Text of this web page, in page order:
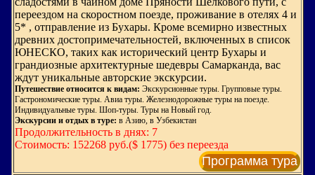
переездом на скоростном поезде, проживание в отелях 4 и
5* , отправление из Бухары. Кроме всемирно известных
древних достопримечательностей, включенных в список
ЮНЕСКО, таких как исторический центр Бухары и
грандиозные архитектурные шедевры Самарканда, вас
ждут уникальные авторские экскурсии.
Путешествие относится к видам: Экскурсионные туры. Групповые туры.
Гастрономические туры. Авиа туры. Железнодорожные туры на поезде.
Индивидуальные туры. Шоп-туры. Туры на Новый год.
Экскурсии и отдых в туре: в Азию, в Узбекистан
Продолжительность в днях: 7
Стоимость: 152268 руб.($ 1775) без переезда
Программа тура